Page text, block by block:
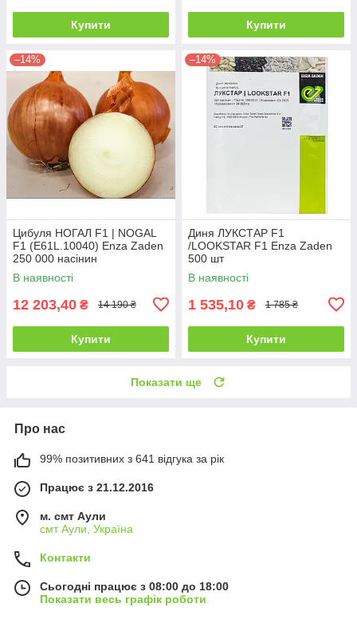
Купити Купити
–14%
Цибуля НОГАЛ F1 | NOGAL
F1 (E61L.10040) Enza Zaden
250 000 насінин
В наявності
12 203,40 ₴ 14 190 ₴
Купити
–14%
Диня ЛУКСТАР F1
/LOOKSTAR F1 Enza Zaden
500 шт
В наявності
1 535,10 ₴ 1 785 ₴
Купити
Показати ще
Про нас
99% позитивних з 641 відгука за рік
Працює з 21.12.2016
м. смт Аули
смт Аули, Україна
Контакти
Сьогодні працює з 08:00 до 18:00
Показати весь графік роботи